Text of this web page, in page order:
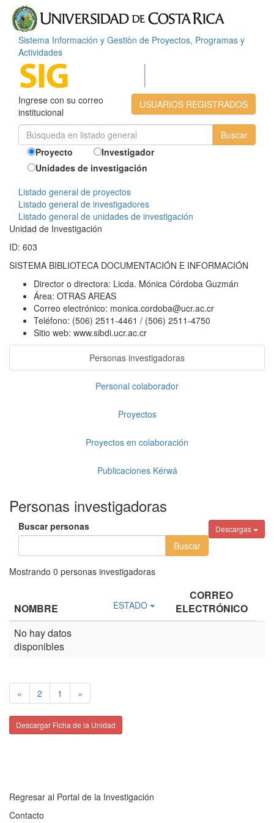
Sistema Información y Gestiòn de Proyectos, Programas y
Actividades
USUARIOS REGISTRADOS
Ingrese con su correo
institucional
Proyecto
Investigador
Unidades de investigación
Listado general de proyectos
Listado general de investigadores
Listado general de unidades de investigación
Unidad de Investigación
ID: 603
SISTEMA BIBLIOTECA DOCUMENTACIÓN E INFORMACIÓN
Director o directora: Licda. Mónica Córdoba Guzmán
Área: OTRAS AREAS
Correo electrónico: monica.cordoba@ucr.ac.cr
Teléfono: (506) 2511-4461 / (506) 2511-4750
Sitio web: www.sibdi.ucr.ac.cr
Personas investigadoras
Personal colaborador
Proyectos
Proyectos en colaboración
Publicaciones Kérwá
Personas investigadoras
Descargas
Buscar personas
Mostrando 0 personas investigadoras
NOMBRE ESTADO
CORREO
ELECTRÓNICO
No hay datos
disponibles
« 2 1 »
Descargar Ficha de la Unidad
Regresar al Portal de la Investigación
Contacto